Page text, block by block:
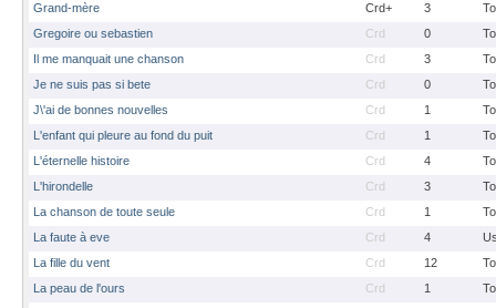
Grand-mère
Crd+ 3
Gregoire ou sebastien
Crd 0
Il me manquait une chanson
Crd 3
Je ne suis pas si bete
Crd 0
J\'ai de bonnes nouvelles
Crd 1
L'enfant qui pleure au fond du puit
Crd 1
L'éternelle histoire
Crd 4
L'hirondelle
Crd 3
La chanson de toute seule
Crd 1
La faute à eve
Crd 4
La fille du vent
Crd 12
La peau de l'ours
Crd 1